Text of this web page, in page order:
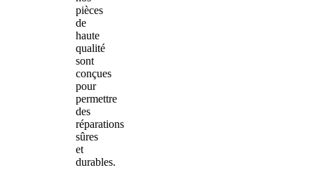
pièces
de
haute
qualité
sont
conçues
pour
permettre
des
réparations
sûres
et
durables.